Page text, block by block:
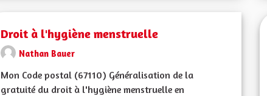
Droit à l'hygiène menstruelle
Nathan Bauer
Mon Code postal (67110) Généralisation de la
gratuité du droit à l'hygiène menstruelle en